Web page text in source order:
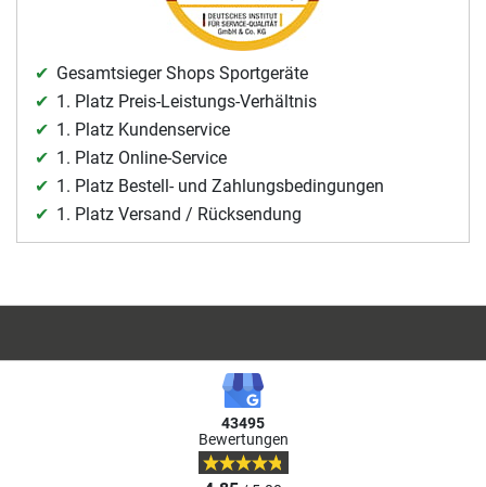
Gesamtsieger Shops Sportgeräte
1. Platz Preis-Leistungs-Verhältnis
1. Platz Kundenservice
1. Platz Online-Service
1. Platz Bestell- und Zahlungsbedingungen
1. Platz Versand / Rücksendung
43495
Bewertungen